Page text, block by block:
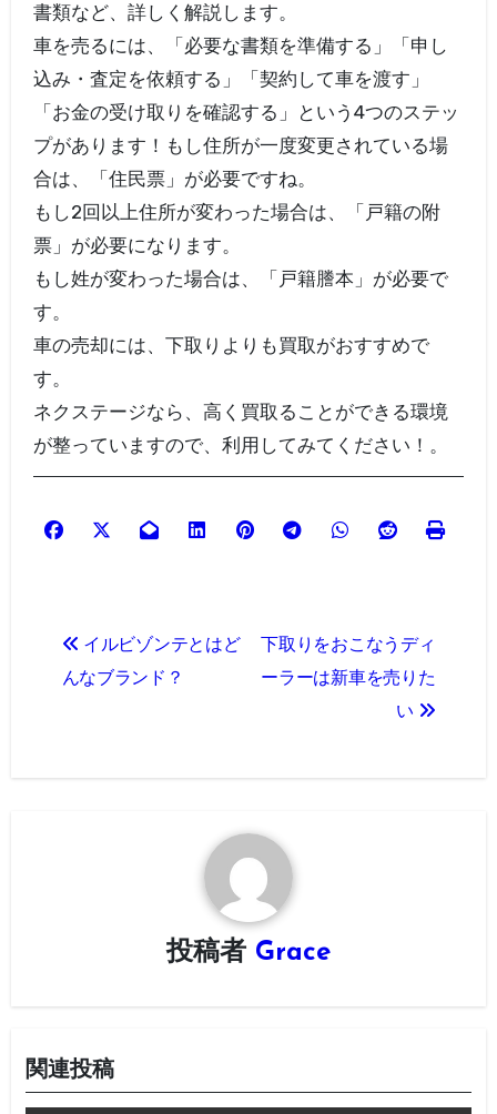
書類など、詳しく解説します。
車を売るには、「必要な書類を準備する」「申し
込み・査定を依頼する」「契約して車を渡す」
「お金の受け取りを確認する」という4つのステッ
プがあります！もし住所が一度変更されている場
合は、「住民票」が必要ですね。
もし2回以上住所が変わった場合は、「戸籍の附
票」が必要になります。
もし姓が変わった場合は、「戸籍謄本」が必要で
す。
車の売却には、下取りよりも買取がおすすめで
す。
ネクステージなら、高く買取ることができる環境
が整っていますので、利用してみてください！。
イルビゾンテとはど
んなブランド？
下取りをおこなうディ
ーラーは新車を売りた
い
投稿者 Grace
関連投稿